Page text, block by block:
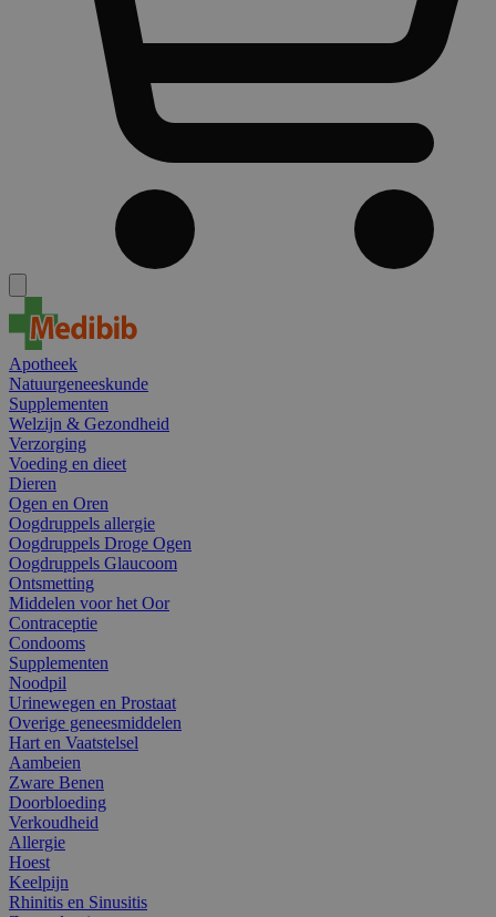
Apotheek
Natuurgeneeskunde
Supplementen
Welzijn & Gezondheid
Verzorging
Voeding en dieet
Dieren
Ogen en Oren
Oogdruppels allergie
Oogdruppels Droge Ogen
Oogdruppels Glaucoom
Ontsmetting
Middelen voor het Oor
Contraceptie
Condooms
Supplementen
Noodpil
Urinewegen en Prostaat
Overige geneesmiddelen
Hart en Vaatstelsel
Aambeien
Zware Benen
Doorbloeding
Verkoudheid
Allergie
Hoest
Keelpijn
Rhinitis en Sinusitis